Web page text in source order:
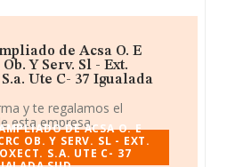
de Acsa O. E
Y Serv. Sl - Ext.
Ute C- 37 Igualada
y te regalamos el
esta empresa.DE ACSA O. E
OB. Y SERV. SL - EXT.
S.A. UTE C- 37